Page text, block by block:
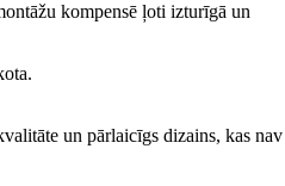
kompensē ļoti izturīgā un
un pārlaicīgs dizains, kas nav